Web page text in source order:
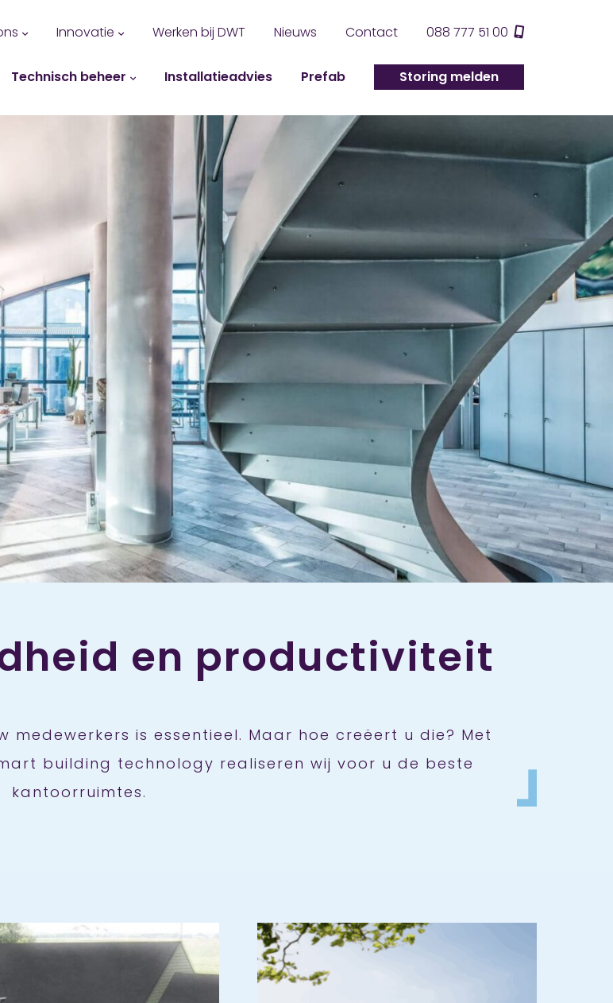
Innovatie Werken bij DWT Nieuws Contact 088 777 51 00
Technisch beheer Installatieadvies Prefab Storing melden
en productiviteit
medewerkers is essentieel. Maar hoe creëert u die? Met
building technology realiseren wij voor u de beste
kantoorruimtes.